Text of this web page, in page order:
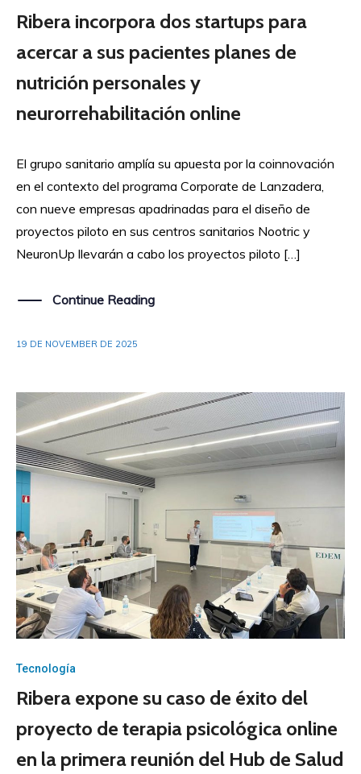
Ribera incorpora dos startups para
acercar a sus pacientes planes de
nutrición personales y
neurorrehabilitación online
El grupo sanitario amplía su apuesta por la coinnovación
en el contexto del programa Corporate de Lanzadera,
con nueve empresas apadrinadas para el diseño de
proyectos piloto en sus centros sanitarios Nootric y
NeuronUp llevarán a cabo los proyectos piloto […]
Continue Reading
19 DE NOVEMBER DE 2025
Tecnología
Ribera expone su caso de éxito del
proyecto de terapia psicológica online
en la primera reunión del Hub de Salud